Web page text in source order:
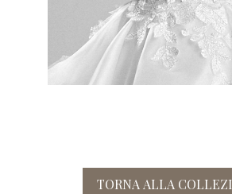
TORNA ALLA